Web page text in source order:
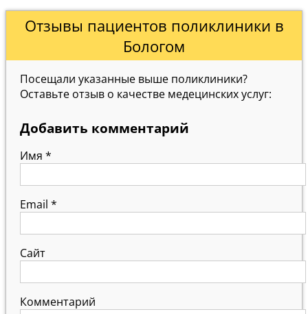
Отзывы пациентов поликлиники в
Бологом
Посещали указанные выше поликлиники?
Оставьте отзыв о качестве медецинских услуг:
Добавить комментарий
Имя *
Email *
Сайт
Комментарий